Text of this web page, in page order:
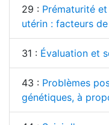
29 : Prématurité
utérin : facteurs
31 : Évaluation et
43 : Problèmes
génétiques, à